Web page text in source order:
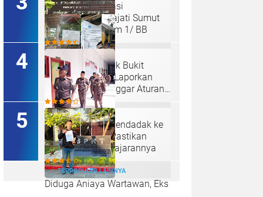
Perkuat Koordinasi
Kelembagaan, Kajati Sumut
Bertemu Pangdam 1/ BB
Ketum LSM Pucuk Bukit
Nusantara Akan Laporkan
Kepsek Yang Langgar Aturan
Menteri ke APH , Terkait Dana
Revitalisasi Sekolah
Kajati Inspeksi Mendadak ke
Kejari Belawan, Pastikan
Kondisi Kinerja Jajarannya
Diduga Aniaya Wartawan, Eks
TERPOPULER LAINNYA